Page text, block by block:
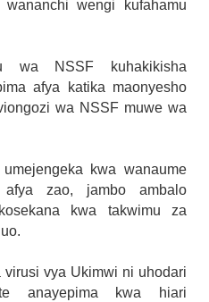
wengi kufahamu
wa NSSF kuhakikisha
afya katika maonyesho
wa NSSF muwe wa
kwa wanaume
zao, jambo ambalo
kwa takwimu za
vya Ukimwi ni uhodari
anayepima kwa hiari